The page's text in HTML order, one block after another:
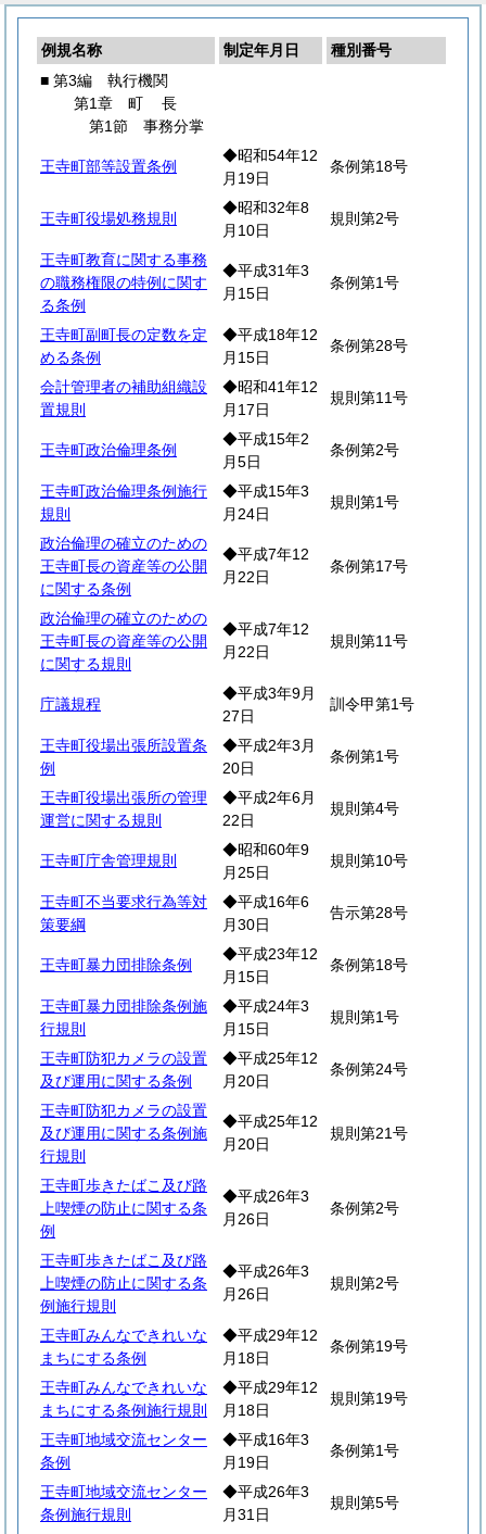
例規名称 制定年月日
種別番号
■ 第3編 執行機関
第1章 町長
第1節 事務分掌
王寺町部等設置条例
◆昭和54年12
月19日
条例第18号
王寺町役場処務規則
◆昭和32年8
月10日
規則第2号
王寺町教育に関する事務
の職務権限の特例に関す
る条例
◆平成31年3
月15日
条例第1号
王寺町副町長の定数を定
める条例
◆平成18年12
月15日
条例第28号
会計管理者の補助組織設
置規則
◆昭和41年12
月17日
規則第11号
王寺町政治倫理条例
◆平成15年2
月5日
条例第2号
王寺町政治倫理条例施行
規則
◆平成15年3
月24日
規則第1号
政治倫理の確立のための
王寺町長の資産等の公開
に関する条例
◆平成7年12
月22日
条例第17号
政治倫理の確立のための
王寺町長の資産等の公開
に関する規則
◆平成7年12
月22日
規則第11号
庁議規程
◆平成3年9月
27日
訓令甲第1号
王寺町役場出張所設置条
例
◆平成2年3月
20日
条例第1号
王寺町役場出張所の管理
運営に関する規則
◆平成2年6月
22日
規則第4号
王寺町庁舎管理規則
◆昭和60年9
月25日
規則第10号
王寺町不当要求行為等対
策要綱
◆平成16年6
月30日
告示第28号
王寺町暴力団排除条例
◆平成23年12
月15日
条例第18号
王寺町暴力団排除条例施
行規則
◆平成24年3
月15日
規則第1号
王寺町防犯カメラの設置
及び運用に関する条例
◆平成25年12
月20日
条例第24号
王寺町防犯カメラの設置
及び運用に関する条例施
行規則
◆平成25年12
月20日
規則第21号
王寺町歩きたばこ及び路
上喫煙の防止に関する条
例
◆平成26年3
月26日
条例第2号
王寺町歩きたばこ及び路
上喫煙の防止に関する条
例施行規則
◆平成26年3
月26日
規則第2号
王寺町みんなできれいな
まちにする条例
◆平成29年12
月18日
条例第19号
王寺町みんなできれいな
まちにする条例施行規則
◆平成29年12
月18日
規則第19号
王寺町地域交流センター
条例
◆平成16年3
月19日
条例第1号
王寺町地域交流センター
条例施行規則
◆平成26年3
月31日
規則第5号